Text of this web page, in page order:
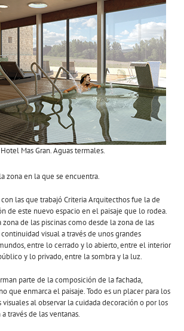
Mas Gran. Aguas termales.
zona en la que se encuentra.
las que trabajó Criteria Arquitecthos fue la de
de este nuevo espacio en el paisaje que lo rodea.
zona de las piscinas como desde la zona de las
visual a través de unos grandes
entre lo cerrado y lo abierto, entre el interior
y lo privado, entre la sombra y la luz.
parte de la composición de la fachada,
que enmarca el paisaje. Todo es un placer para los
visuales al observar la cuidada decoración o por los
través de las ventanas.